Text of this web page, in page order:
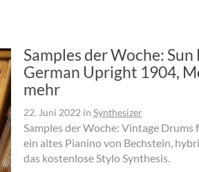
Samples der Woche: Sun
German Upright 1904,
mehr
22. Juni 2022 in Synthesizer
Samples der Woche: Vintage Drums
ein altes Pianino von Bechstein,
das kostenlose Stylo Synthesis.